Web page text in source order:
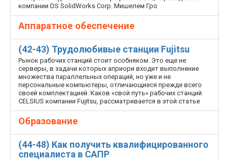
компании DS SolidWorks Corp. Мишелем Гро
Аппаратное обеспечение
(42-43) Трудолюбивые станции Fujitsu
Рынок рабочих станций стоит особняком. Это еще не
серверы, в задачи которых априори входит выполнение
множества параллельных операций, но уже и не
персональные компьютеры, отличающиеся прежде всего
своей комплектацией. Каков «свой путь» рабочих станций
CELSIUS компании Fujitsu, рассматривается в этой статье
Образование
(44-48) Как получить квалифицированного
специалиста в САПР